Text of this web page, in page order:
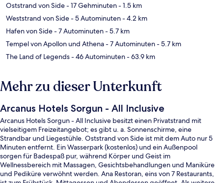
Oststrand von Side- 17 Gehminuten- 1.5 km
Weststrand von Side- 5 Autominuten- 4.2 km
Hafen von Side- 7 Autominuten- 5.7 km
Tempel von Apollon und Athena- 7 Autominuten- 5.7 km
The Land of Legends- 46 Autominuten- 63.9 km
Mehr zu dieser Unterkunft
Arcanus Hotels Sorgun - All Inclusive
Arcanus Hotels Sorgun - All Inclusive besitzt einen Privatstrand mit
vielseitigem Freizeitangebot; es gibt u. a. Sonnenschirme, eine
Strandbar und Liegestühle. Oststrand von Side ist mit dem Auto nur 5
Minuten entfernt. Ein Wasserpark (kostenlos) und ein Außenpool
sorgen für Badespaß pur, während Körper und Geist im
Wellnessbereich mit Massagen, Gesichtsbehandlungen und Maniküre
und Pediküre verwöhnt werden. Ana Restoran, eins von 7 Restaurants,